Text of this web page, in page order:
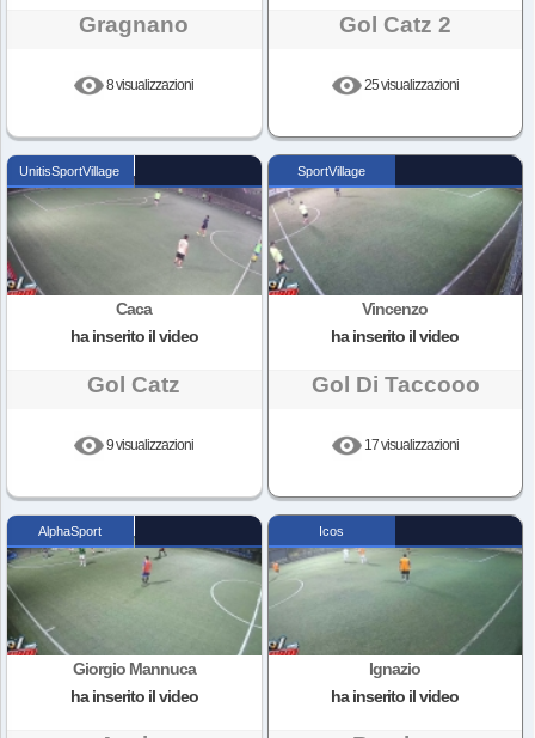
Gragnano
8 visualizzazioni
Gol Catz 2
25 visualizzazioni
UnitisSportVillage
Caca
ha inserito il video
Gol Catz
9 visualizzazioni
SportVillage
Vincenzo
ha inserito il video
Gol Di Taccooo
17 visualizzazioni
AlphaSport
Giorgio Mannuca
ha inserito il video
Icos
Ignazio
ha inserito il video